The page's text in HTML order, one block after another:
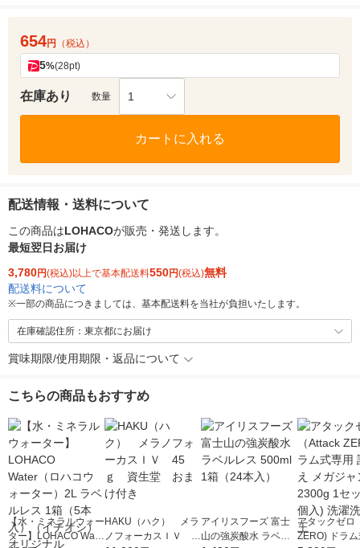
654円 （税込）
5%(28pt)
在庫あり 数量 1
カートに入れる
配送情報・送料について
この商品はLOHACOが販売・発送します。
最短翌日お届け
3,780円(税込)以上で基本配送料550円(税込)無料
配送料について
※一部の商品につきましては、基本配送料を当社が負担いたします。
在庫確認住所：東京都にお届け
賞味期限/使用期限・返品について
こちらの商品もおすすめ
【水・ミネラルウォー
ター】LOHACO Wate
HAKU（ハク） メラ
ノフォーカスＩＶ 4
アイリスフーズ 富士
山の強炭酸水 ラベル
アタックゼロ
ZERO) ドラ